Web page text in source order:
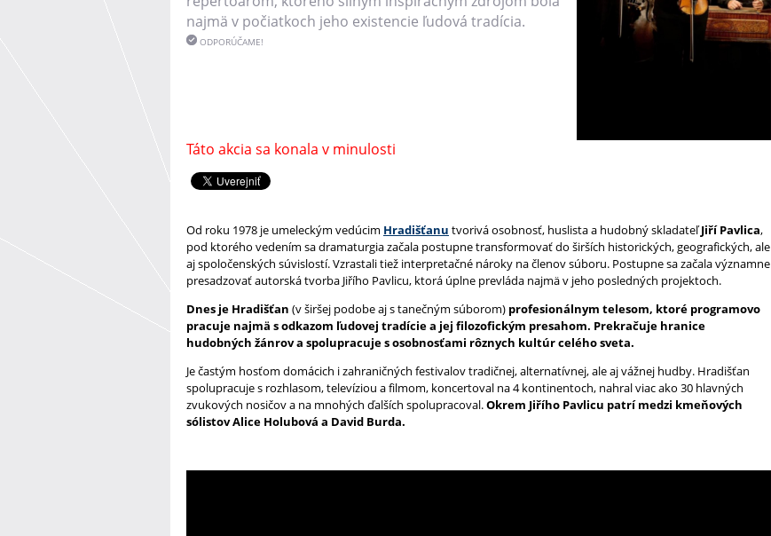
najmä v počiatkoch jeho existencie ľudová tradícia.
ODPORÚČAME!
Táto akcia sa konala v minulosti
Od roku 1978 je umeleckým vedúcim Hradišťanu tvorivá osobnosť, huslista a hudobný skladateľJiří Pavlica,
pod ktorého vedením sa dramaturgia začala postupne transformovať do širších historických, geografických, ale
aj spoločenských súvislostí. Vzrastali tiež interpretačné nároky na členov súboru. Postupne sa začala významne
presadzovať autorská tvorba Jiřího Pavlicu, ktorá úplne prevláda najmä v jeho posledných projektoch.
Dnes je Hradišťan (v širšej podobe aj s tanečným súborom) profesionálnym telesom, ktoré programovo
pracuje najmä s odkazom ľudovej tradície a jej filozofickým presahom. Prekračuje hranice
hudobných žánrov a spolupracuje s osobnosťami rôznych kultúr celého sveta.
Je častým hosťom domácich i zahraničných festivalov tradičnej, alternatívnej, ale aj vážnej hudby. Hradišťan
spolupracuje s rozhlasom, televíziou a filmom, koncertoval na 4 kontinentoch, nahral viac ako 30 hlavných
zvukových nosičov a na mnohých ďalších spolupracoval.Okrem Jiřího Pavlicu patrí medzi kmeňových
sólistov Alice Holubová a David Burda.